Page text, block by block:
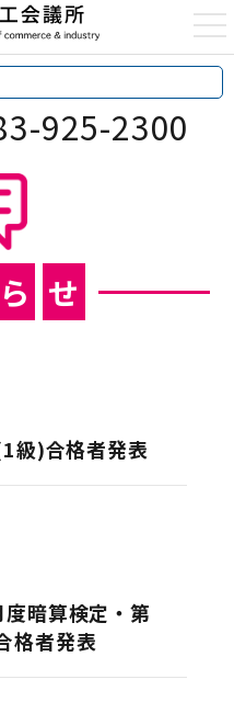
t
o
g
g
e
925-2300
ら せ
級)合格者発表
暗算検定・第
格者発表